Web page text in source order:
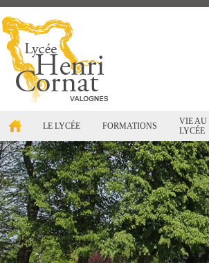
LE LYCÉE FORMATIONS
VIE AU
LYCÉE